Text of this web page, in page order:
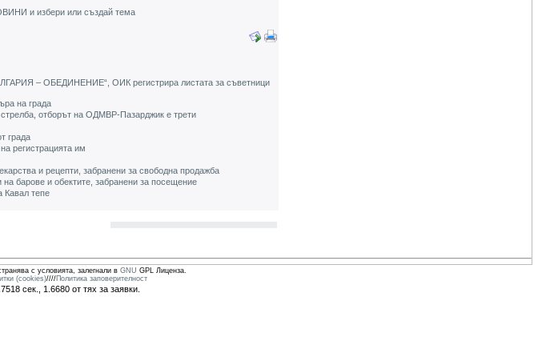
и избери или създай тема
– ОБЕДИНЕНИЕ“, ОИК регистрира листата за съветници
на града
отборът на ОДМВР-Пазарджик е трети
града
регистрацията им
и рецепти, забранени за свободна продажба
барове и обектите, забранени за посещение
Кавал тепе
с условията, залегнали в GNU GPL Лиценза.
(cookies)////Политика заповерителност
сек., 1.6680 от тях за заявки.